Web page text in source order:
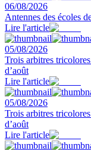
06/08/2026
Antennes des écoles
Lire l'article
05/08/2026
Trois arbitres
d’août
Lire l'article
05/08/2026
Trois arbitres
d’août
Lire l'article